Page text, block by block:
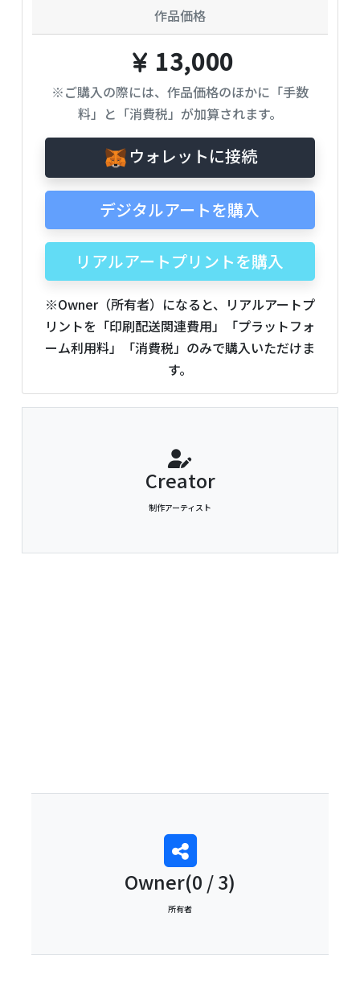
作品価格
13,000
※ご購入の際には、作品価格のほかに「手数
料」と「消費税」が加算されます。
ウォレットに接続
デジタルアートを購入
リアルアートプリントを購入
※Owner（所有者）になると、リアルアートプ
リントを「印刷配送関連費用」「プラットフォ
ーム利用料」「消費税」のみで購入いただけま
す。
Creator
制作アーティスト
Owner(0 / 3)
所有者